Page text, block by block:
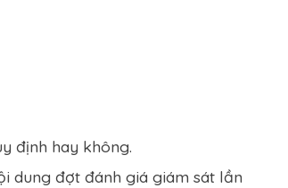
định hay không.
dung đợt đánh giá giám sát lần